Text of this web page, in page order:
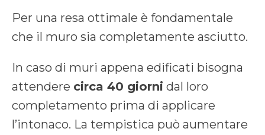
Per una resa ottimale è fondamentale
che il muro sia completamente asciutto.
In caso di muri appena edificati bisogna
attendere circa 40 giorni dal loro
completamento prima di applicare
l’intonaco. La tempistica può aumentare